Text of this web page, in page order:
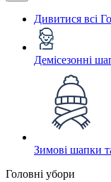
Дивитися всі
Демісезонні
Зимові шапки
Головні убори